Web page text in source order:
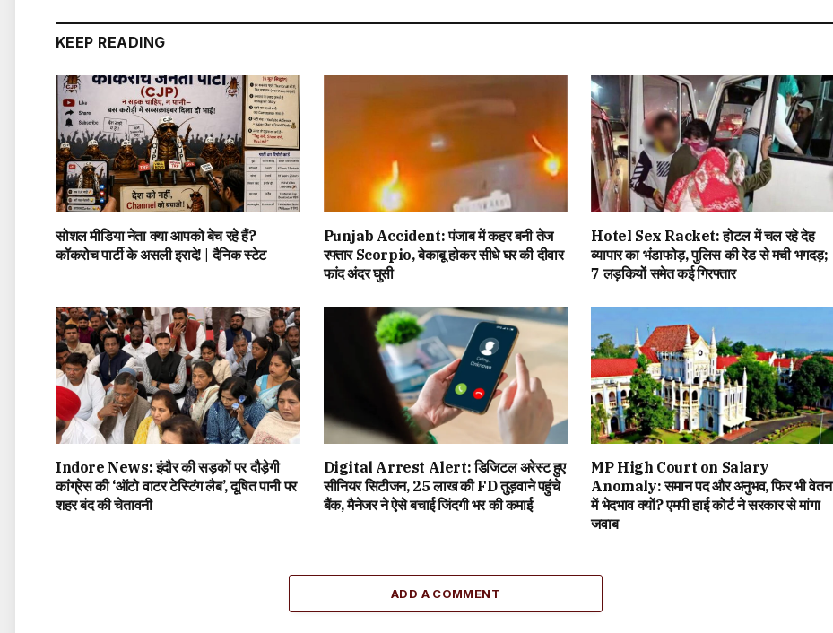
KEEP READING
सोशल मीडिया नेता क्या आपको बेच रहे हैं?
कॉकरोच पार्टी के असली इरादे! | दैनिक स्टेट
Punjab Accident: पंजाब में कहर बनी तेज
रफ्तार Scorpio, बेकाबू होकर सीधे घर की दीवार
फांद अंदर घुसी
Hotel Sex Racket: होटल में चल रहे देह
व्यापार का भंडाफोड़, पुलिस की रेड से मची भगदड़;
7 लड़कियों समेत कई गिरफ्तार
Indore News: इंदौर की सड़कों पर दौड़ेगी
कांग्रेस की ‘ऑटो वाटर टेस्टिंग लैब’, दूषित पानी पर
शहर बंद की चेतावनी
Digital Arrest Alert: डिजिटल अरेस्ट हुए
सीनियर सिटीजन, 25 लाख की FD तुड़वाने पहुंचे
बैंक, मैनेजर ने ऐसे बचाई जिंदगी भर की कमाई
MP High Court on Salary
Anomaly: समान पद और अनुभव, फिर भी वेतन
में भेदभाव क्यों? एमपी हाई कोर्ट ने सरकार से मांगा
जवाब
ADD A COMMENT